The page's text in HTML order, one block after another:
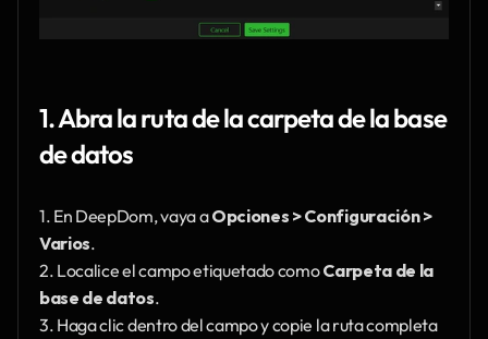
1. Abra la ruta de la carpeta de la base
de datos
1. En DeepDom, vaya a Opciones > Configuración >
Varios.
2. Localice el campo etiquetado como Carpeta de la
base de datos.
3. Haga clic dentro del campo y copie la ruta completa